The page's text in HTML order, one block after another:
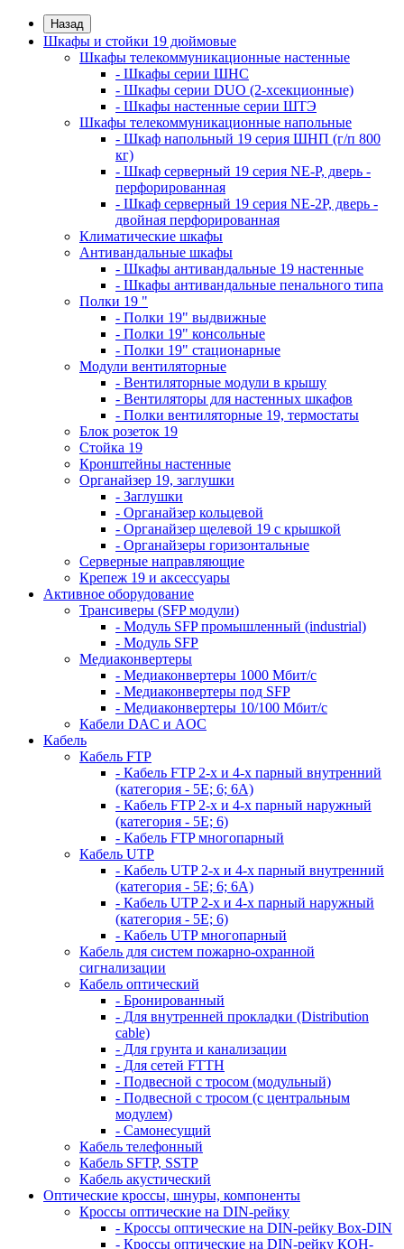
Назад
Шкафы и стойки 19 дюймовые
Шкафы телекоммуникационные настенные
- Шкафы серии ШНС
- Шкафы серии DUO (2-хсекционные)
- Шкафы настенные серии ШТЭ
Шкафы телекоммуникационные напольные
- Шкаф напольный 19 серия ШНП (г/п 800
кг)
- Шкаф серверный 19 серия NE-P, дверь -
перфорированная
- Шкаф серверный 19 серия NE-2P, дверь -
двойная перфорированная
Климатические шкафы
Антивандальные шкафы
- Шкафы антивандальные 19 настенные
- Шкафы антивандальные пенального типа
Полки 19 "
- Полки 19" выдвижные
- Полки 19" консольные
- Полки 19" стационарные
Модули вентиляторные
- Вентиляторные модули в крышу
- Вентиляторы для настенных шкафов
- Полки вентиляторные 19, термостаты
Блок розеток 19
Стойка 19
Кронштейны настенные
Органайзер 19, заглушки
- Заглушки
- Органайзер кольцевой
- Органайзер щелевой 19 с крышкой
- Органайзеры горизонтальные
Серверные направляющие
Крепеж 19 и аксессуары
Активное оборудование
Трансиверы (SFP модули)
- Модуль SFP промышленный (industrial)
- Модуль SFP
Медиаконвертеры
- Медиаконвертеры 1000 Мбит/с
- Медиаконвертеры под SFP
- Медиаконвертеры 10/100 Мбит/с
Кабели DAC и AOC
Кабель
Кабель FTP
- Кабель FTP 2-х и 4-х парный внутренний
(категория - 5Е; 6; 6А)
- Кабель FTP 2-х и 4-х парный наружный
(категория - 5Е; 6)
- Кабель FTP многопарный
Кабель UTP
- Кабель UTP 2-х и 4-х парный внутренний
(категория - 5Е; 6; 6А)
- Кабель UTP 2-х и 4-х парный наружный
(категория - 5Е; 6)
- Кабель UTP многопарный
Кабель для систем пожарно-охранной
сигнализации
Кабель оптический
- Бронированный
- Для внутренней прокладки (Distribution
cable)
- Для грунта и канализации
- Для сетей FTTH
- Подвесной с тросом (модульный)
- Подвесной с тросом (с центральным
модулем)
- Самонесущий
Кабель телефонный
Кабель SFTP, SSTP
Кабель акустический
Оптические кроссы, шнуры, компоненты
Кроссы оптические на DIN-рейку
- Кроссы оптические на DIN-рейку Box-DIN
- Кроссы оптические на DIN-рейку КОН-